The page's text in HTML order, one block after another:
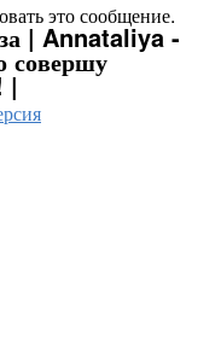
это сообщение.
| Annataliya -
совершу
|